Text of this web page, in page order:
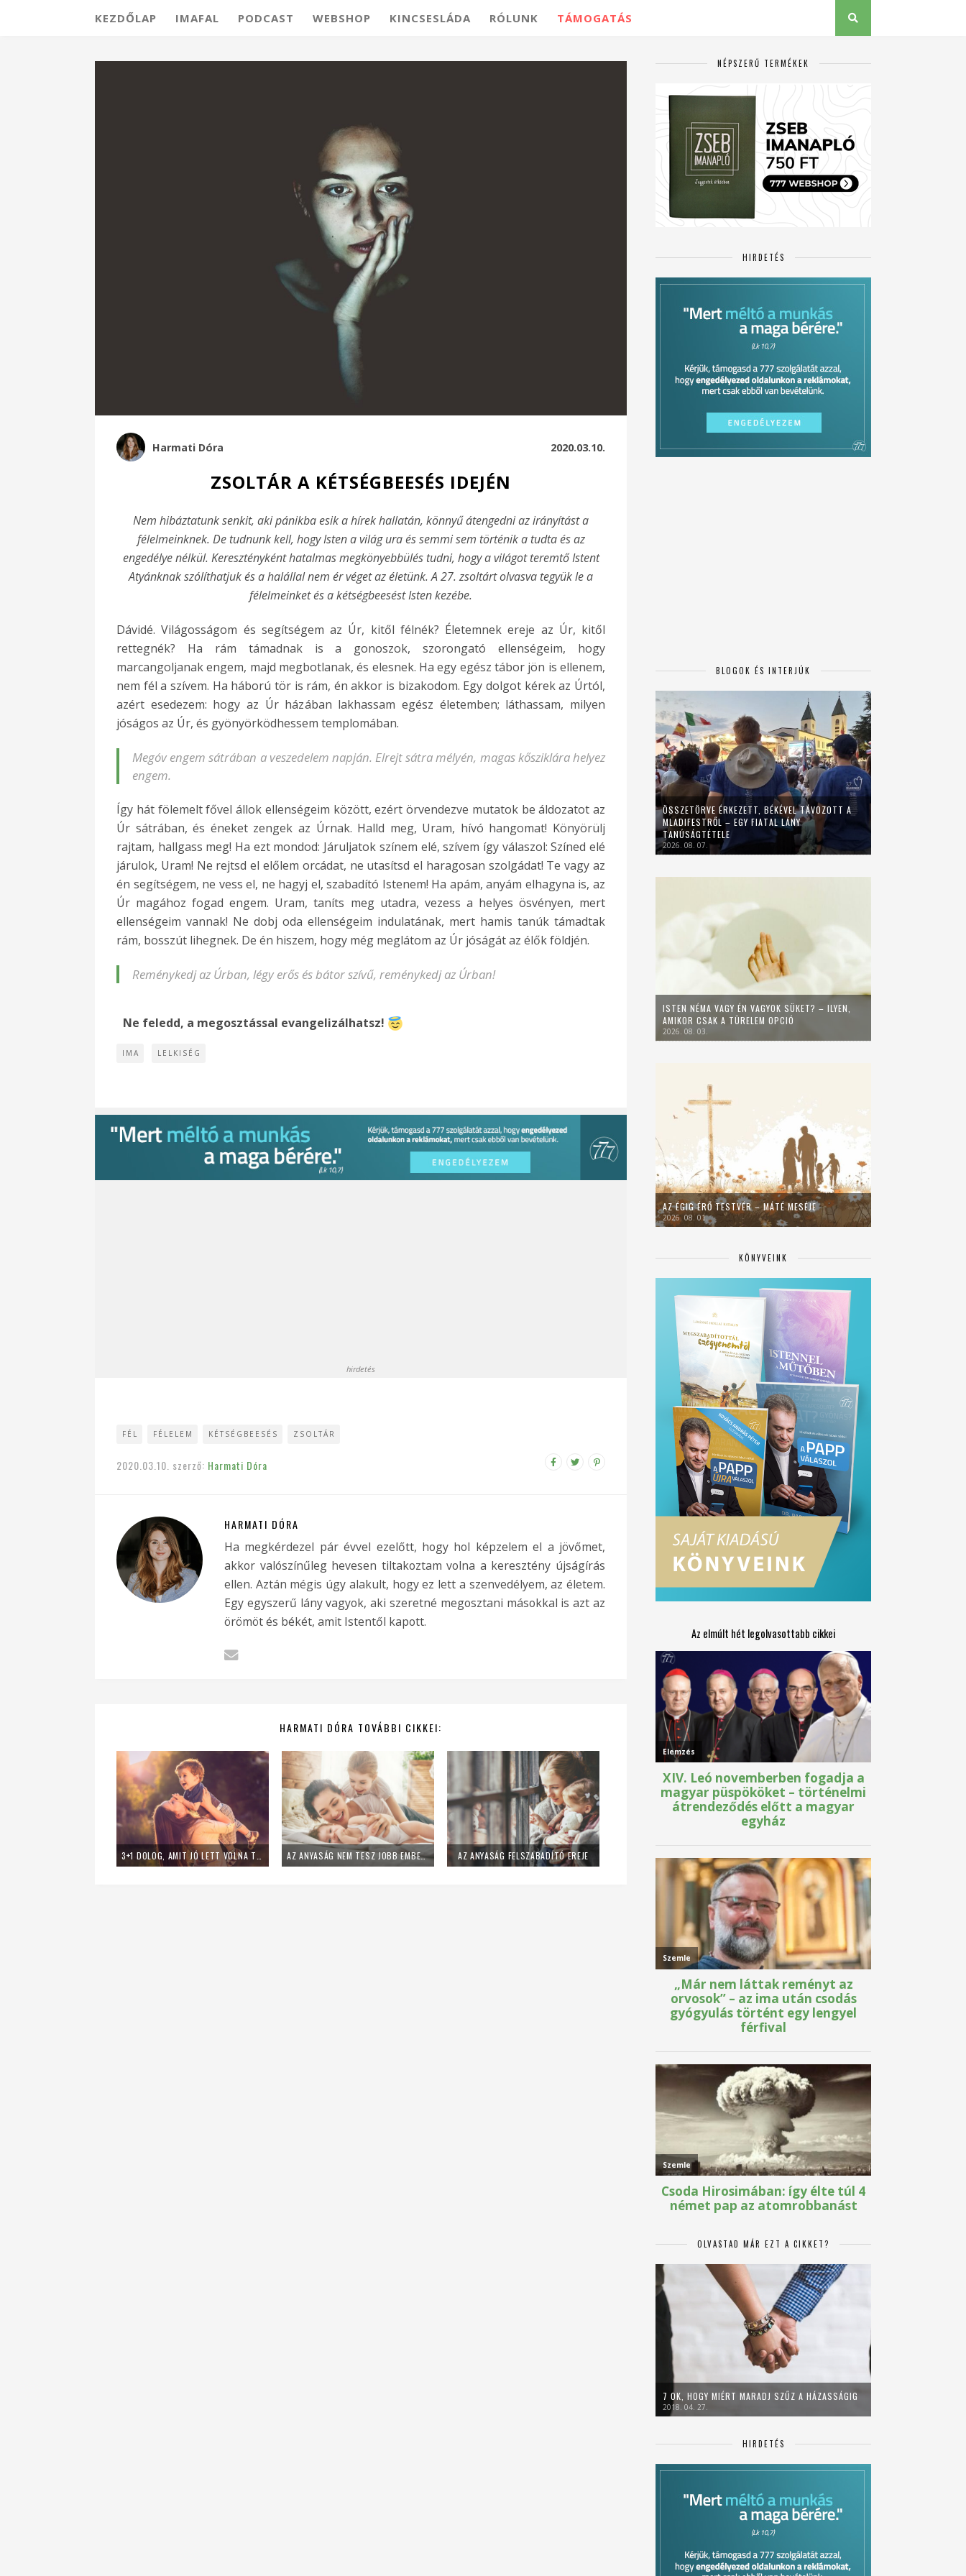
KEZDŐLAP IMAFAL PODCAST WEBSHOP KINCSESLÁDA RÓLUNK TÁMOGATÁS
Harmati Dóra 2020.03.10.
ZSOLTÁR A KÉTSÉGBEESÉS IDEJÉN
Nem hibáztatunk senkit, aki pánikba esik a hírek hallatán, könnyű átengedni az irányítást a
félelmeinknek. De tudnunk kell, hogy Isten a világ ura és semmi sem történik a tudta és az
engedélye nélkül. Keresztényként hatalmas megkönyebbülés tudni, hogy a világot teremtő Istent
Atyánknak szólíthatjuk és a halállal nem ér véget az életünk. A 27. zsoltárt olvasva tegyük le a
félelmeinket és a kétségbeesést Isten kezébe.
Dávidé. Világosságom és segítségem az Úr, kitől félnék? Életemnek ereje az Úr, kitől
rettegnék? Ha rám támadnak is a gonoszok, szorongató ellenségeim, hogy
marcangoljanak engem, majd megbotlanak, és elesnek. Ha egy egész tábor jön is ellenem,
nem fél a szívem. Ha háború tör is rám, én akkor is bizakodom. Egy dolgot kérek az Úrtól,
azért esedezem: hogy az Úr házában lakhassam egész életemben; láthassam, milyen
jóságos az Úr, és gyönyörködhessem templomában.
Megóv engem sátrában a veszedelem napján. Elrejt sátra mélyén, magas kősziklára helyez
engem.
Így hát fölemelt fővel állok ellenségeim között, ezért örvendezve mutatok be áldozatot az
Úr sátrában, és éneket zengek az Úrnak. Halld meg, Uram, hívó hangomat! Könyörülj
rajtam, hallgass meg! Ha ezt mondod: Járuljatok színem elé, szívem így válaszol: Színed elé
járulok, Uram! Ne rejtsd el előlem orcádat, ne utasítsd el haragosan szolgádat! Te vagy az
én segítségem, ne vess el, ne hagyj el, szabadító Istenem! Ha apám, anyám elhagyna is, az
Úr magához fogad engem. Uram, taníts meg utadra, vezess a helyes ösvényen, mert
ellenségeim vannak! Ne dobj oda ellenségeim indulatának, mert hamis tanúk támadtak
rám, bosszút lihegnek. De én hiszem, hogy még meglátom az Úr jóságát az élők földjén.
Reménykedj az Úrban, légy erős és bátor szívű, reménykedj az Úrban!
Ne feledd, a megosztással evangelizálhatsz!
IMA LELKISÉG
hirdetés
FÉL FÉLELEM KÉTSÉGBEESÉS ZSOLTÁR
2020.03.10. szerző: Harmati Dóra
HARMATI DÓRA
Ha megkérdezel pár évvel ezelőtt, hogy hol képzelem el a jövőmet,
akkor valószínűleg hevesen tiltakoztam volna a keresztény újságírás
ellen. Aztán mégis úgy alakult, hogy ez lett a szenvedélyem, az életem.
Egy egyszerű lány vagyok, aki szeretné megosztani másokkal is azt az
örömöt és békét, amit Istentől kapott.
HARMATI DÓRA TOVÁBBI CIKKEI:
3+1 DOLOG, AMIT JÓ LETT VOLNA TUDNOM, MIELŐTT ANYA LESZEK AZ ANYASÁG NEM TESZ JOBB EMBERRÉ AZ ANYASÁG FELSZABADÍTÓ EREJE
NÉPSZERŰ TERMÉKEK
HIRDETÉS
BLOGOK ÉS INTERJÚK
ÖSSZETÖRVE ÉRKEZETT, BÉKÉVEL TÁVOZOTT A
MLADIFESTRŐL – EGY FIATAL LÁNY
TANÚSÁGTÉTELE
2026. 08. 07.
ISTEN NÉMA VAGY ÉN VAGYOK SÜKET? – ILYEN,
AMIKOR CSAK A TÜRELEM OPCIÓ
2026. 08. 03.
AZ ÉGIG ÉRŐ TESTVÉR – MÁTÉ MESÉJE
2026. 08. 01.
KÖNYVEINK
Az elmúlt hét legolvasottabb cikkei
OLVASTAD MÁR EZT A CIKKET?
7 OK, HOGY MIÉRT MARADJ SZŰZ A HÁZASSÁGIG
2018. 04. 27.
HIRDETÉS